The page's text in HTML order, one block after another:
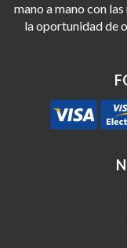
mano a mano con
la oportunidad de